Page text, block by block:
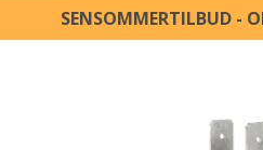
SENSOMMERTILBUD -